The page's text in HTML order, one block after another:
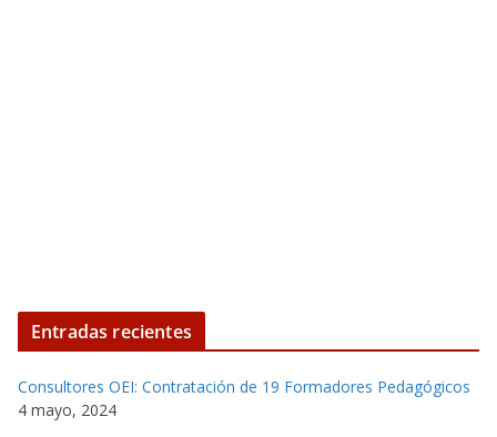
Entradas recientes
Consultores OEI: Contratación de 19 Formadores Pedagógicos
4 mayo, 2024